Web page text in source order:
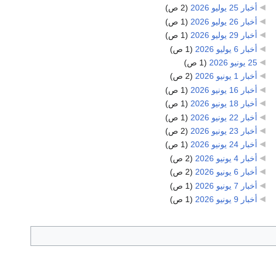
أخبار 25 يوليو 2026
(2 ص)
أخبار 26 يوليو 2026
(1 ص)
أخبار 29 يوليو 2026
(1 ص)
أخبار 6 يوليو 2026
(1 ص)
25 يونيو 2026
(1 ص)
أخبار 1 يونيو 2026
(2 ص)
أخبار 16 يونيو 2026
(1 ص)
أخبار 18 يونيو 2026
(1 ص)
أخبار 22 يونيو 2026
(1 ص)
أخبار 23 يونيو 2026
(2 ص)
أخبار 24 يونيو 2026
(1 ص)
أخبار 4 يونيو 2026
(2 ص)
أخبار 6 يونيو 2026
(2 ص)
أخبار 7 يونيو 2026
(1 ص)
أخبار 9 يونيو 2026
(1 ص)